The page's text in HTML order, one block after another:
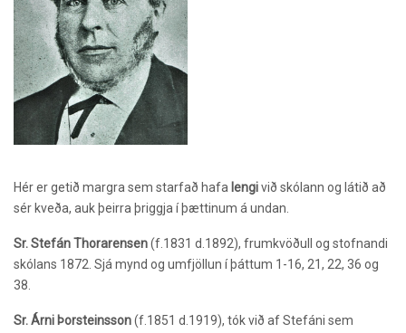
Hér er getið margra sem starfað hafa lengivið skólann og látið að
sér kveða, auk þeirra þriggja í þættinum á undan.
Sr. Stefán Thorarensen(f.1831 d.1892), frumkvöðull og stofnandi
skólans 1872. Sjá mynd og umfjöllun í þáttum 1-16, 21, 22, 36 og
38.
Sr. Árni Þorsteinsson(f.1851 d.1919), tók við af Stefáni sem